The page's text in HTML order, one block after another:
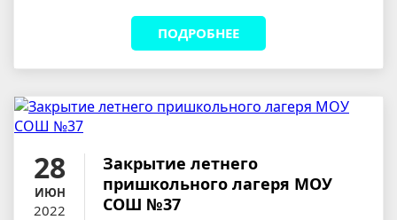
ПОДРОБНЕЕ
28
ИЮН
2022
Закрытие летнего
пришкольного лагеря МОУ
СОШ №37